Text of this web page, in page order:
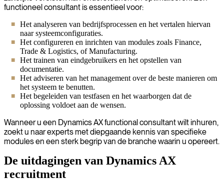
functioneel consultant is essentieel voor:
Het analyseren van bedrijfsprocessen en het vertalen hiervan
naar systeemconfiguraties.
Het configureren en inrichten van modules zoals Finance,
Trade & Logistics, of Manufacturing.
Het trainen van eindgebruikers en het opstellen van
documentatie.
Het adviseren van het management over de beste manieren om
het systeem te benutten.
Het begeleiden van testfasen en het waarborgen dat de
oplossing voldoet aan de wensen.
Wanneer u een Dynamics AX functional consultant wilt inhuren,
zoekt u naar experts met diepgaande kennis van specifieke
modules en een sterk begrip van de branche waarin u opereert.
De uitdagingen van Dynamics AX
recruitment